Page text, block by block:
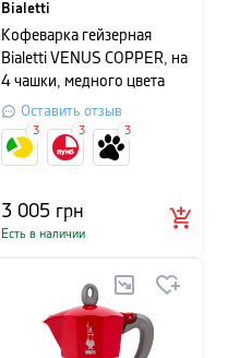
Bialetti
Кофеварка гейзерная
Bialetti VENUS COPPER, на
4 чашки, медного цвета
Оставить отзыв
3 005 грн
Есть в наличии
3 3 3